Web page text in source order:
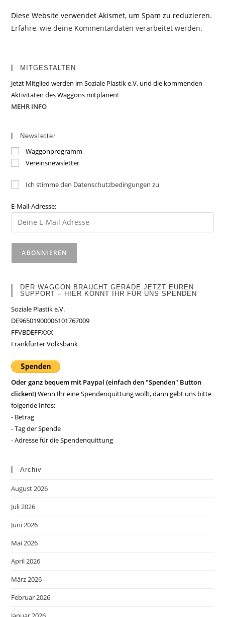
Diese Website verwendet Akismet, um Spam zu reduzieren.
Erfahre, wie deine Kommentardaten verarbeitet werden.
MITGESTALTEN
Jetzt Mitglied werden im Soziale Plastik e.V. und die kommenden
Aktivitäten des Waggons mitplanen!
MEHR INFO
Newsletter
Waggonprogramm
Vereinsnewsletter
Ich stimme den Datenschutzbedingungen zu
E-Mail-Adresse:
DER WAGGON BRAUCHT GERADE JETZT EUREN
SUPPORT – HIER KÖNNT IHR FÜR UNS SPENDEN
Soziale Plastik e.V.
DE96501900006101767009
FFVBDEFFXXX
Frankfurter Volksbank
Oder ganz bequem mit Paypal (einfach den "Spenden" Button
clicken!)Wenn Ihr eine Spendenquittung wollt, dann gebt uns bitte
folgende Infos:
- Betrag
- Tag der Spende
- Adresse für die Spendenquittung
Archiv
August 2026
Juli 2026
Juni 2026
Mai 2026
April 2026
März 2026
Februar 2026